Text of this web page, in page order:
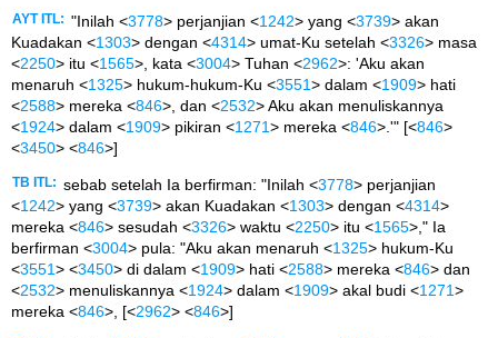
AYT ITL: "Inilah <3778> perjanjian <1242> yang <3739> akan
Kuadakan <1303> dengan <4314> umat-Ku setelah <3326> masa
<2250> itu <1565>, kata <3004> Tuhan <2962>: 'Aku akan
menaruh <1325> hukum-hukum-Ku <3551> dalam <1909> hati
<2588> mereka <846>, dan <2532> Aku akan menuliskannya
<1924> dalam <1909> pikiran <1271> mereka <846>.'" [<846>
<3450> <846>]
TB ITL: sebab setelah Ia berfirman: "Inilah <3778> perjanjian
<1242> yang <3739> akan Kuadakan <1303> dengan <4314>
mereka <846> sesudah <3326> waktu <2250> itu <1565>," Ia
berfirman <3004> pula: "Aku akan menaruh <1325> hukum-Ku
<3551> <3450> di dalam <1909> hati <2588> mereka <846> dan
<2532> menuliskannya <1924> dalam <1909> akal budi <1271>
mereka <846>, [<2962> <846>]